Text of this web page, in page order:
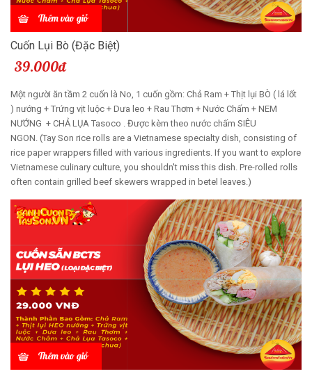
Thêm vào giỏ
Cuốn Lụi Bò (Đặc Biệt)
39.000đ
Một người ăn tầm 2 cuốn là No, 1 cuốn gồm: Chả Ram + Thịt lụi BÒ ( lá lốt
) nướng + Trứng vịt luộc + Dưa leo + Rau Thơm + Nước Chấm + NEM
NƯỚNG + CHẢ LỤA Tasoco . Được kèm theo nước chấm SIÊU
NGON. (Tay Son rice rolls are a Vietnamese specialty dish, consisting of
rice paper wrappers filled with various ingredients. If you want to explore
Vietnamese culinary culture, you shouldn't miss this dish. Pre-rolled rolls
often contain grilled beef skewers wrapped in betel leaves.)
Thêm vào giỏ